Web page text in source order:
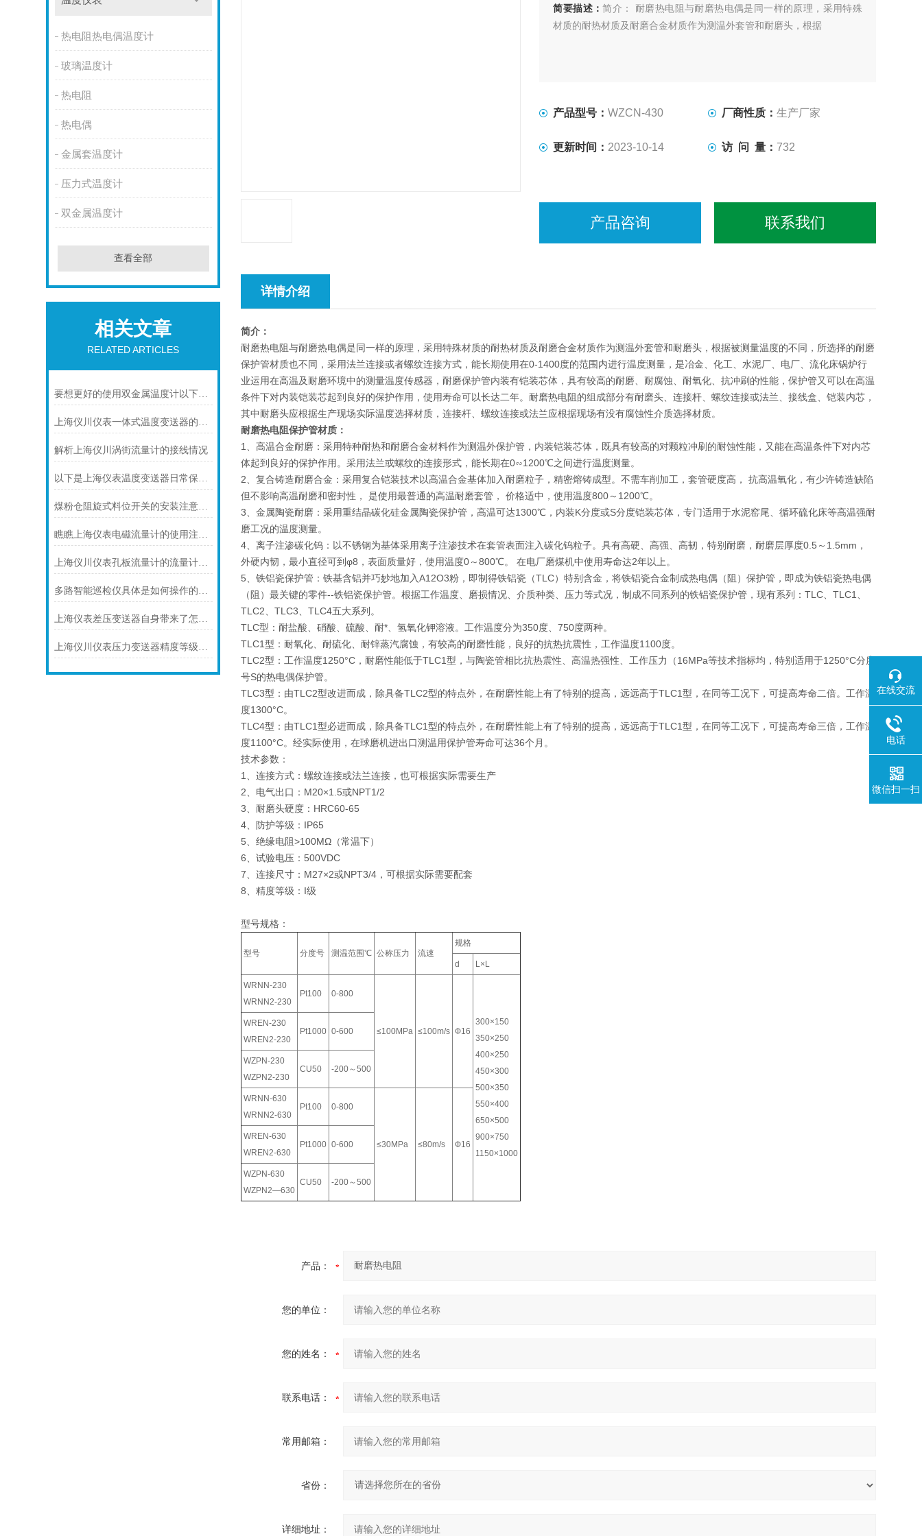
热电阻热电偶温度计
玻璃温度计
热电阻
热电偶
金属套温度计
压力式温度计
双金属温度计
查看全部
相关文章
RELATED ARTICLES
要想更好的使用双金属温度计以下几点不可少
上海仪川仪表一体式温度变送器的特点
解析上海仪川涡街流量计的接线情况
以下是上海仪表温度变送器日常保养的建议
煤粉仓阻旋式料位开关的安装注意事项
瞧瞧上海仪表电磁流量计的使用注意事项
上海仪川仪表孔板流量计的流量计算公式
多路智能巡检仪具体是如何操作的呢？
上海仪表差压变送器自身带来了怎样的功能
上海仪川仪表压力变送器精度等级的划分方法
简要描述：简介： 耐磨热电阻与耐磨热电偶是同一样的原理，采用特殊
材质的耐热材质及耐磨合金材质作为测温外套管和耐磨头，根据
产品型号：WZCN-430 厂商性质： 生产厂家
更新时间： 2023-10-14 访 问 量： 732
产品咨询 联系我们
详情介绍
简介：
耐磨热电阻与耐磨热电偶是同一样的原理，采用特殊材质的耐热材质及耐磨合金材质作为测温外套管和耐磨头，根据被测量温度的不同，所选择的耐磨
保护管材质也不同，采用法兰连接或者螺纹连接方式，能长期使用在0-1400度的范围内进行温度测量，是冶金、化工、水泥厂、电厂、流化床锅炉行
业运用在高温及耐磨环境中的测量温度传感器，耐磨保护管内装有铠装芯体，具有较高的耐磨、耐腐蚀、耐氧化、抗冲刷的性能，保护管又可以在高温
条件下对内装铠装芯起到良好的保护作用，使用寿命可以长达二年。耐磨热电阻的组成部分有耐磨头、连接杆、螺纹连接或法兰、接线盒、铠装内芯，
其中耐磨头应根据生产现场实际温度选择材质，连接杆、螺纹连接或法兰应根据现场有没有腐蚀性介质选择材质。
耐磨热电阻保护管材质：
1、高温合金耐磨：采用特种耐热和耐磨合金材料作为测温外保护管，内装铠装芯体，既具有较高的对颗粒冲刷的耐蚀性能，又能在高温条件下对内芯
体起到良好的保护作用。采用法兰或螺纹的连接形式，能长期在0∽1200℃之间进行温度测量。
2、复合铸造耐磨合金：采用复合铠装技术以高温合金基体加入耐磨粒子，精密熔铸成型。不需车削加工，套管硬度高， 抗高温氧化，有少许铸造缺陷
但不影响高温耐磨和密封性， 是使用最普通的高温耐磨套管， 价格适中，使用温度800～1200℃。
3、金属陶瓷耐磨：采用重结晶碳化硅金属陶瓷保护管，高温可达1300℃，内装K分度或S分度铠装芯体，专门适用于水泥窑尾、循环硫化床等高温强耐
磨工况的温度测量。
4、离子注渗碳化钨：以不锈钢为基体采用离子注渗技术在套管表面注入碳化钨粒子。具有高硬、高强、高韧，特别耐磨，耐磨层厚度0.5～1.5mm，
外硬内韧，最小直径可到φ8，表面质量好，使用温度0～800℃。 在电厂磨煤机中使用寿命达2年以上。
5、铁铝瓷保护管：铁基含铝并巧妙地加入A12O3粉，即制得铁铝瓷（TLC）特别含金，将铁铝瓷合金制成热电偶（阻）保护管，即成为铁铝瓷热电偶
（阻）最关键的零件--铁铝瓷保护管。根据工作温度、磨损情况、介质种类、压力等式况，制成不同系列的铁铝瓷保护管，现有系列：TLC、TLC1、
TLC2、TLC3、TLC4五大系列。
TLC型：耐盐酸、硝酸、硫酸、耐*、氢氧化钾溶液。工作温度分为350度、750度两种。
TLC1型：耐氧化、耐硫化、耐锌蒸汽腐蚀，有较高的耐磨性能，良好的抗热抗震性，工作温度1100度。
TLC2型：工作温度1250°C，耐磨性能低于TLC1型，与陶瓷管相比抗热震性、高温热强性、工作压力（16MPa等技术指标均，特别适用于1250°C分度
号S的热电偶保护管。
TLC3型：由TLC2型改进而成，除具备TLC2型的特点外，在耐磨性能上有了特别的提高，远远高于TLC1型，在同等工况下，可提高寿命二倍。工作温
度1300°C。
TLC4型：由TLC1型必进而成，除具备TLC1型的特点外，在耐磨性能上有了特别的提高，远远高于TLC1型，在同等工况下，可提高寿命三倍，工作温
度1100°C。经实际使用，在球磨机进出口测温用保护管寿命可达36个月。
技术参数：
1、连接方式：螺纹连接或法兰连接，也可根据实际需要生产
2、电气出口：M20×1.5或NPT1/2
3、耐磨头硬度：HRC60-65
4、防护等级：IP65
5、绝缘电阻>100MΩ（常温下）
6、试验电压：500VDC
7、连接尺寸：M27×2或NPT3/4，可根据实际需要配套
8、精度等级：I级
型号规格：
型号 分度号 测温范围℃ 公称压力 流速
规格
d L×L
WRNN-230
WRNN2-230
Pt100 0-800
≤100MPa ≤100m/s Ф16
300×150
350×250
400×250
450×300
500×350
550×400
650×500
900×750
1150×1000
WREN-230
WREN2-230
Pt1000 0-600
WZPN-230
WZPN2-230
CU50 -200～500
WRNN-630
WRNN2-630
Pt100 0-800
≤30MPa ≤80m/s Ф16
WREN-630
WREN2-630
Pt1000 0-600
WZPN-630
WZPN2—630
CU50 -200～500
产品：
您的单位：
您的姓名：
联系电话：
常用邮箱：
省份：
详细地址：
在线交流
电话
微信扫一扫